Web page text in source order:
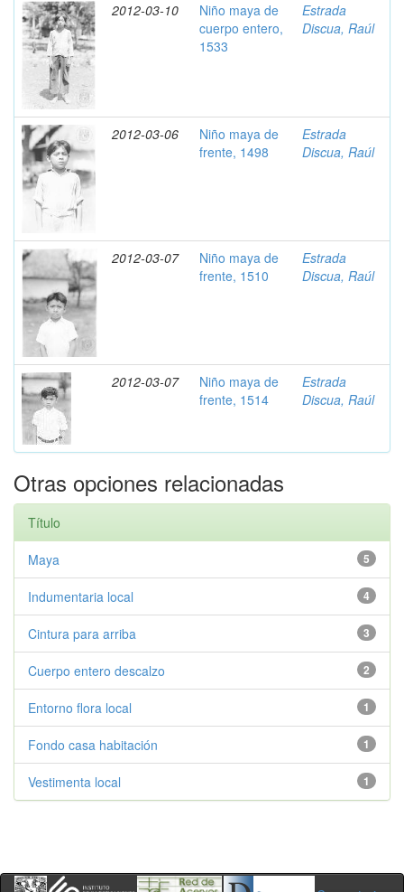
2012-03-10
Niño maya de
cuerpo entero,
1533
Estrada
Discua, Raúl
2012-03-06
Niño maya de
frente, 1498
Estrada
Discua, Raúl
2012-03-07
Niño maya de
frente, 1510
Estrada
Discua, Raúl
2012-03-07
Niño maya de
frente, 1514
Estrada
Discua, Raúl
Otras opciones relacionadas
Título
5
Maya
4
Indumentaria local
3
Cintura para arriba
2
Cuerpo entero descalzo
1
Entorno flora local
1
Fondo casa habitación
1
Vestimenta local